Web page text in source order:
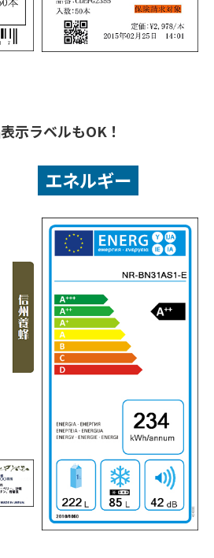
示ラベルもOK！
エネルギー